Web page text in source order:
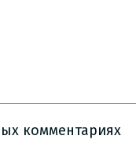
комментариях